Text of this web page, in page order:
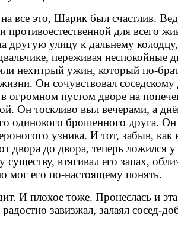
все это, Шарик был счастлив.
противоестественной для всего
другую улицу к дальнему
переживая неспокойные
нехитрый ужин, который по-
Он сочувствовал
огромном пустом дворе на
Он тоскливо выл вечерами, а
одинокого брошенного друга. Он
узника. И тот, забыв,
двора до двора, теперь ложился
втягивал его запах,
мог его по-настоящему понять.
И плохое тоже. Пронеслась и
завизжал, залаял сосед-